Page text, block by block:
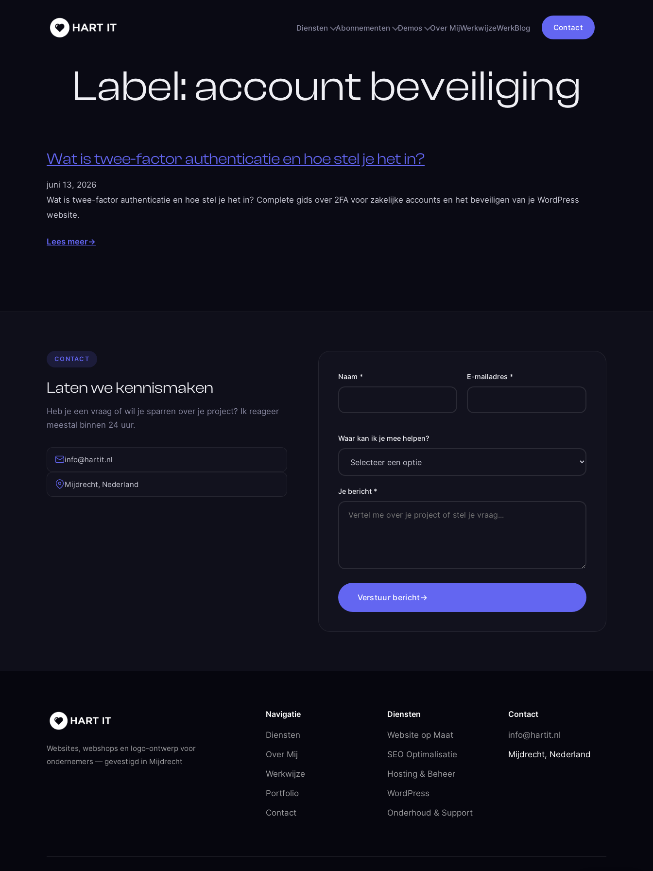
Diensten Abonnementen Demos Over MijWerkwijzeWerkBlog Contact
Label: account beveiliging
Wat is twee-factor authenticatie en hoe stel je het in?
juni 13, 2026
Wat is twee-factor authenticatie en hoe stel je het in? Complete gids over 2FA voor zakelijke accounts en het beveiligen van je WordPress
website.
Lees meer→
CONTACT
Laten we kennismaken
Heb je een vraag of wil je sparren over je project? Ik reageer
meestal binnen 24 uur.
info@hartit.nl
Mijdrecht, Nederland
Naam * E-mailadres *
Waar kan ik je mee helpen?
Je bericht *
Verstuur bericht→
Websites, webshops en logo-ontwerp voor
ondernemers — gevestigd in Mijdrecht
Navigatie
Diensten
Over Mij
Werkwijze
Portfolio
Contact
Diensten
Website op Maat
SEO Optimalisatie
Hosting & Beheer
WordPress
Onderhoud & Support
Contact
info@hartit.nl
Mijdrecht, Nederland